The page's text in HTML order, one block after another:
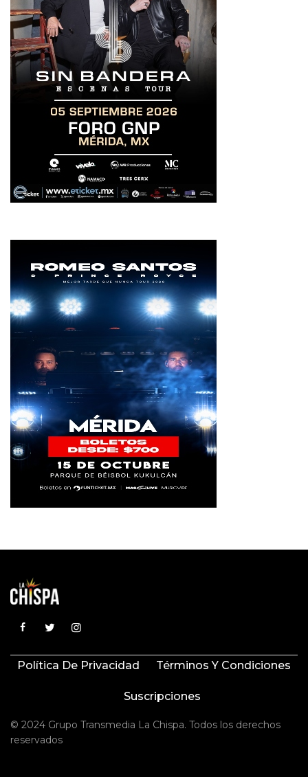
Política De Privacidad Términos Y Condiciones
Suscripciones
© 2024 Grupo Transmedia La Chispa. Todos los derechos
reservados